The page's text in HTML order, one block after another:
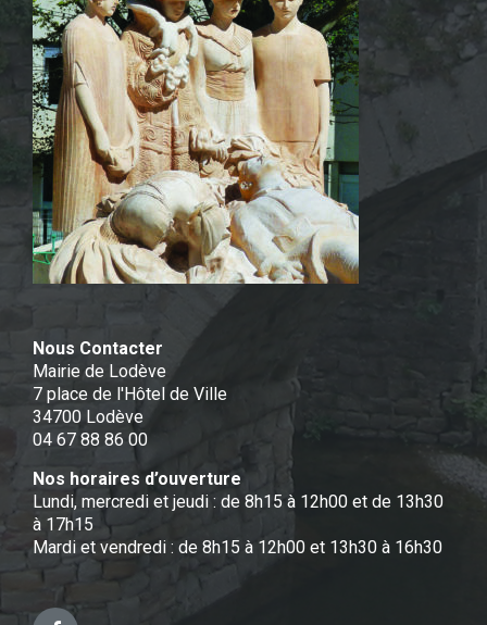
Nous Contacter
Mairie de Lodève
7 place de l'Hôtel de Ville
34700 Lodève
04 67 88 86 00
Nos horaires d’ouverture
Lundi, mercredi et jeudi : de 8h15 à 12h00 et de 13h30
à 17h15
Mardi et vendredi : de 8h15 à 12h00 et 13h30 à 16h30